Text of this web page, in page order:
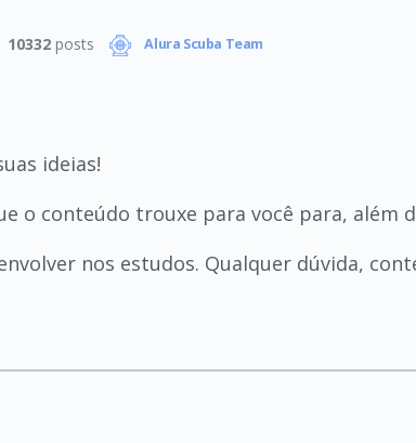
10332posts Alura Scuba Team
ideias!
o conteúdo trouxe para você para, além
nos estudos. Qualquer dúvida,